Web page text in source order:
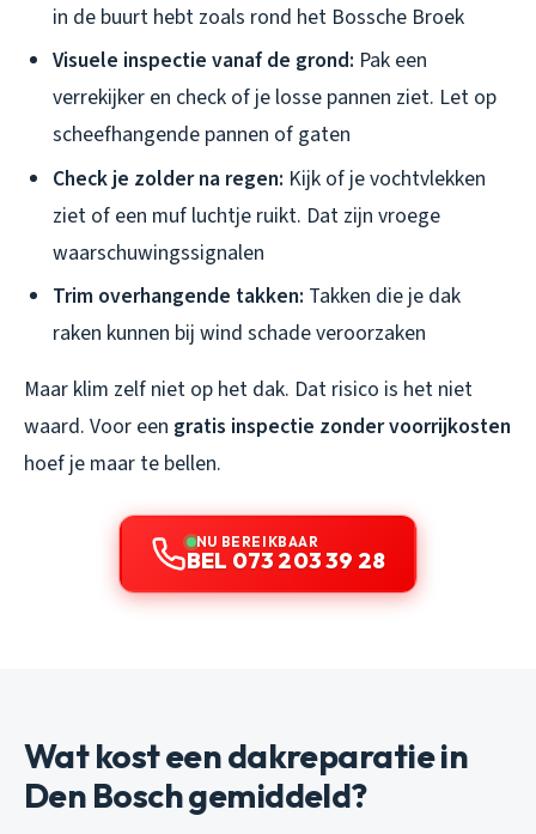
in de buurt hebt zoals rond het Bossche Broek
Visuele inspectie vanaf de grond: Pak een
verrekijker en check of je losse pannen ziet. Let op
scheefhangende pannen of gaten
Check je zolder na regen: Kijk of je vochtvlekken
ziet of een muf luchtje ruikt. Dat zijn vroege
waarschuwingssignalen
Trim overhangende takken: Takken die je dak
raken kunnen bij wind schade veroorzaken
Maar klim zelf niet op het dak. Dat risico is het niet
waard. Voor een gratis inspectie zonder voorrijkosten
hoef je maar te bellen.
NU BEREIKBAAR
BEL 073 203 39 28
Wat kost een dakreparatie in
Den Bosch gemiddeld?